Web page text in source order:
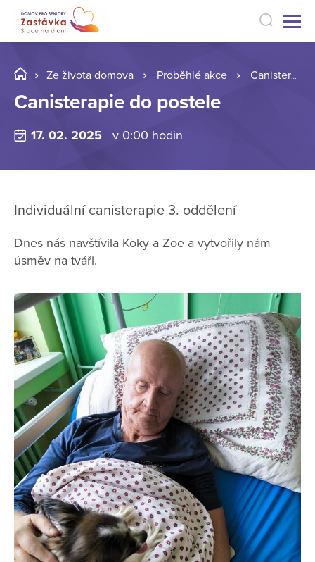
Ze života domova Proběhlé akce Canisterapie do postele
Canisterapie do postele
17. 02. 2025 v 0:00 hodin
Individuální canisterapie 3. oddělení
Dnes nás navštívila Koky a Zoe a vytvořily nám
úsměv na tváři.